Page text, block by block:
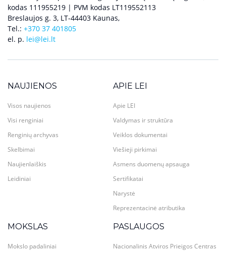
kodas 111955219 | PVM kodas LT119552113
Breslaujos g. 3, LT-44403 Kaunas,
Tel.: +370 37 401805
el. p. lei@lei.lt
NAUJIENOS
Visos naujienos
Visi renginiai
Renginių archyvas
Skelbimai
Naujienlaiškis
Leidiniai
APIE LEI
Apie LEI
Valdymas ir struktūra
Veiklos dokumentai
Viešieji pirkimai
Asmens duomenų apsauga
Sertifikatai
Narystė
Reprezentacinė atributika
MOKSLAS
Mokslo padaliniai
PASLAUGOS
Nacionalinis Atviros Prieigos Centras